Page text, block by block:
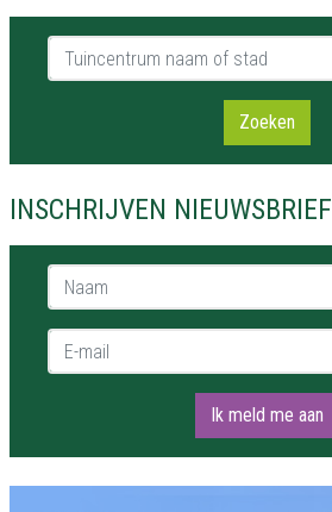
Tuincentrum naam of stad
Zoeken
INSCHRIJVEN NIEUWSBRIEF
Naam *
E-mail *
Ik meld me aan